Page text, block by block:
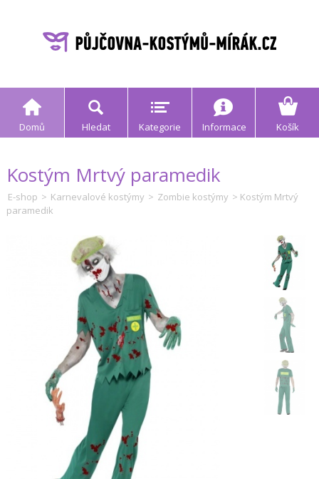
Domů Hledat Kategorie Informace Košík
Kostým Mrtvý paramedik
E-shop > Karnevalové kostýmy > Zombie kostýmy > Kostým Mrtvý
paramedik